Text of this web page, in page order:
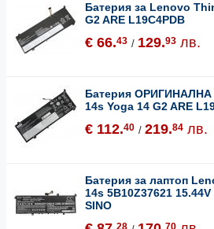
Батерия за Lenovo
G2 ARE L19C4PDB
€ 66.43 / 129.93 лв.
Батерия ОРИГИНАЛНА
14s Yoga 14 G2 ARE
€ 112.40 / 219.84 лв.
Батерия за лаптоп
14s 5B10Z37621
SINO
28 70